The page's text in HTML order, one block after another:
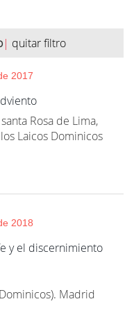
| quitar filtro
2017
Rosa de Lima,
Laicos Dominicos
2018
y el discernimiento
Madrid